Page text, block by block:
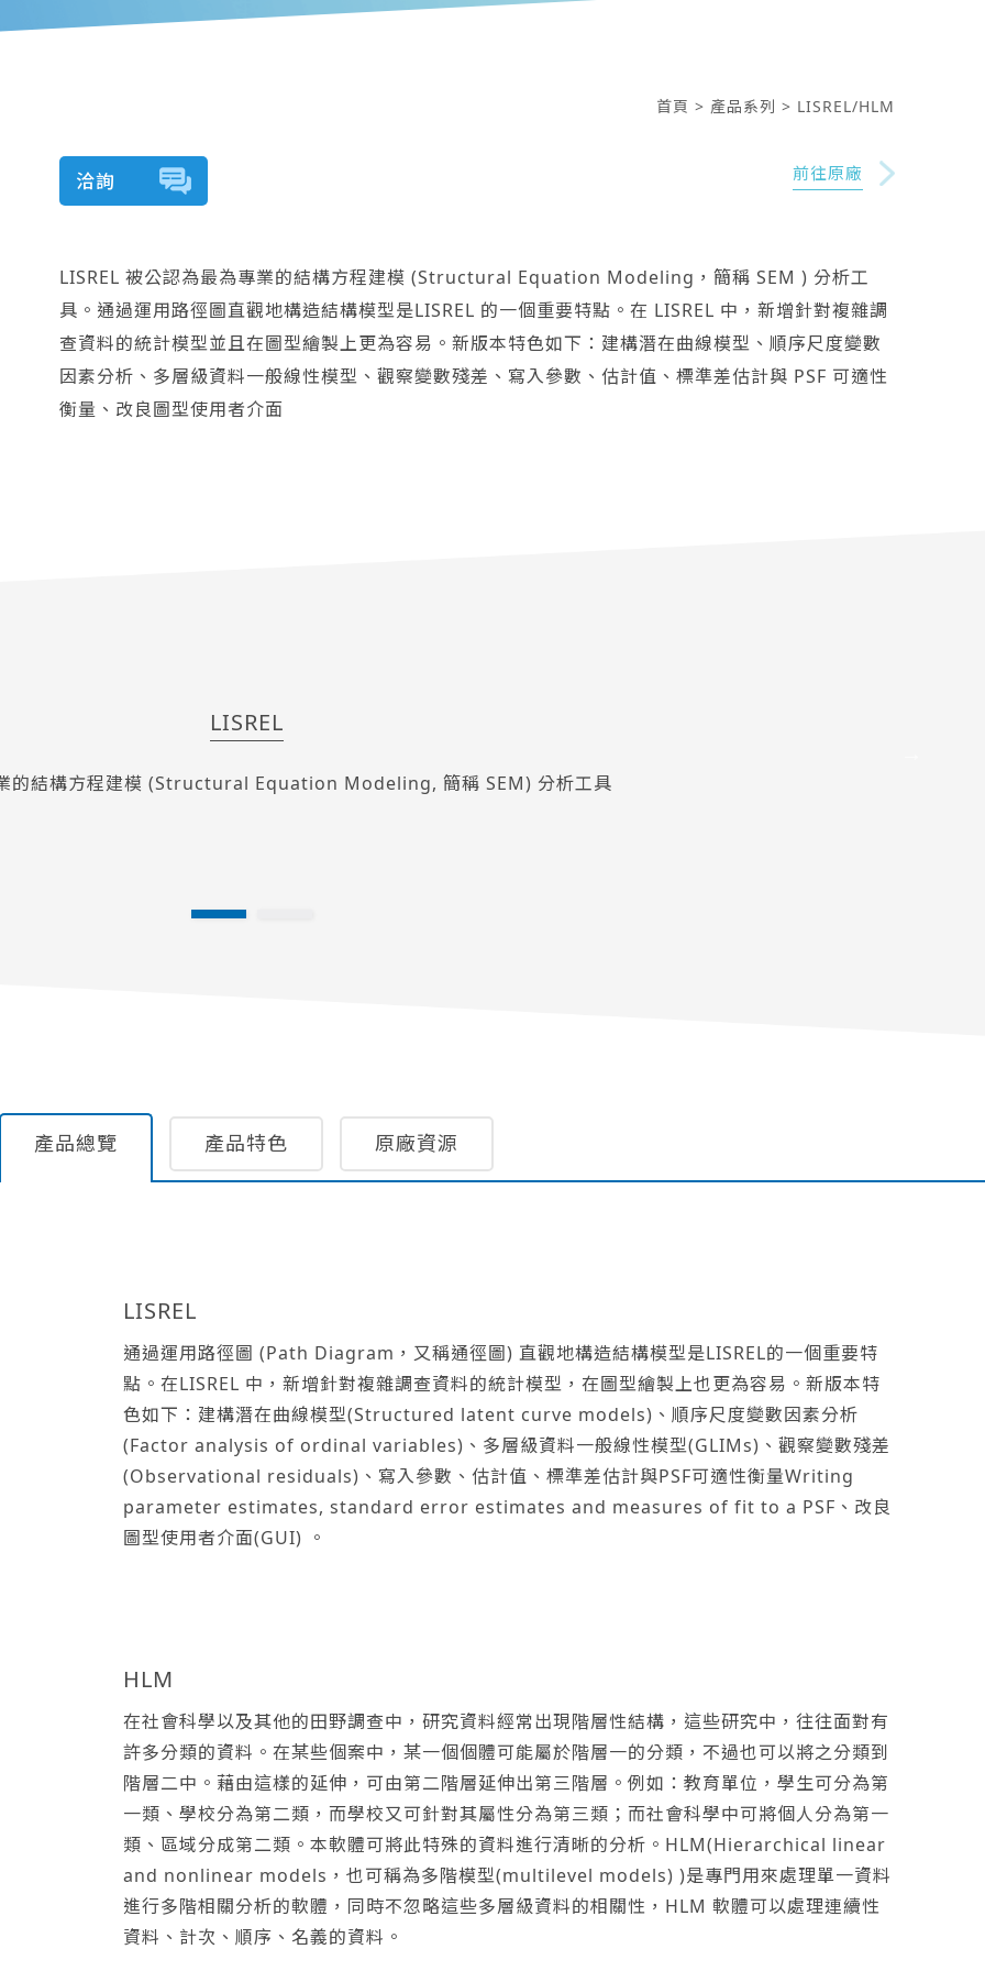
首頁 > 產品系列 > LISREL/HLM
洽詢 前往原廠
LISREL 被公認為最為專業的結構方程建模 (Structural Equation Modeling，簡稱 SEM ) 分析工
具。通過運用路徑圖直觀地構造結構模型是LISREL 的一個重要特點。在 LISREL 中，新增針對複雜調
查資料的統計模型並且在圖型繪製上更為容易。新版本特色如下：建構潛在曲線模型、順序尺度變數
因素分析、多層級資料一般線性模型、觀察變數殘差、寫入參數、估計值、標準差估計與 PSF 可適性
衡量、改良圖型使用者介面
LISREL
的結構方程建模 (Structural Equation Modeling, 簡稱 SEM) 分析工具
產品總覽 產品特色 原廠資源
LISREL
通過運用路徑圖 (Path Diagram，又稱通徑圖) 直觀地構造結構模型是LISREL的一個重要特
點。在LISREL 中，新增針對複雜調查資料的統計模型，在圖型繪製上也更為容易。新版本特
色如下：建構潛在曲線模型(Structured latent curve models)、順序尺度變數因素分析
(Factor analysis of ordinal variables)、多層級資料一般線性模型(GLIMs)、觀察變數殘差
(Observational residuals)、寫入參數、估計值、標準差估計與PSF可適性衡量Writing
parameter estimates, standard error estimates and measures of fit to a PSF、改良
圖型使用者介面(GUI) 。
HLM
在社會科學以及其他的田野調查中，研究資料經常出現階層性結構，這些研究中，往往面對有
許多分類的資料。在某些個案中，某一個個體可能屬於階層一的分類，不過也可以將之分類到
階層二中。藉由這樣的延伸，可由第二階層延伸出第三階層。例如：教育單位，學生可分為第
一類、學校分為第二類，而學校又可針對其屬性分為第三類；而社會科學中可將個人分為第一
類、區域分成第二類。本軟體可將此特殊的資料進行清晰的分析。HLM(Hierarchical linear
and nonlinear models，也可稱為多階模型(multilevel models) )是專門用來處理單一資料
進行多階相關分析的軟體，同時不忽略這些多層級資料的相關性，HLM 軟體可以處理連續性
資料、計次、順序、名義的資料。